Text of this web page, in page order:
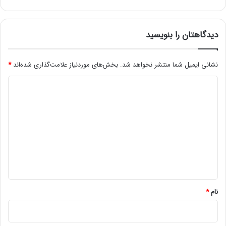
و
ن
م
س
ک
ن
و
ن
گ
ش
ت
دیدگاهتان را بنویسید
نشانی ایمیل شما منتشر نخواهد شد. بخش‌های موردنیاز علامت‌گذاری شده‌اند*
نام*